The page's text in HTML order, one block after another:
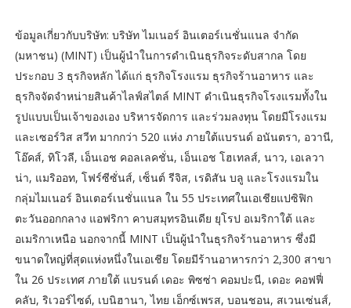
ข้อมูลเกี่ยวกับบริษัท: บริษัท ไมเนอร์ อินเตอร์เนชั่นแนล จำกัด
(มหาชน) (MINT) เป็นผู้นำในการดำเนินธุรกิจระดับสากล โดย
ประกอบ 3 ธุรกิจหลัก ได้แก่ ธุรกิจโรงแรม ธุรกิจร้านอาหาร และ
ธุรกิจจัดจำหน่ายสินค้าไลฟ์สไตล์ MINT ดำเนินธุรกิจโรงแรมทั้งใน
รูปแบบเป็นเจ้าของเอง บริหารจัดการ และร่วมลงทุน โดยมีโรงแรม
และเซอร์วิส สวีท มากกว่า 520 แห่ง ภายใต้แบรนด์ อนันตรา, อวานี,
โอ๊คส์, ทิโวลี, เอ็นเอช คอลเลคชั่น, เอ็นเอช โฮเทลส์, นาว, เอเลวา
น่า, แมริออท, โฟร์ซีซั่นส์, เซ็นต์ รีจิส, เรดิสัน บลู และโรงแรมใน
กลุ่มไมเนอร์ อินเตอร์เนชั่นแนล ใน 55 ประเทศในเอเชียแปซิฟิก
ตะวันออกกลาง แอฟริกา คาบสมุทรอินเดีย ยุโรป อเมริกาใต้ และ
อเมริกาเหนือ นอกจากนี้ MINT เป็นผู้นำในธุรกิจร้านอาหาร ซึ่งมี
ขนาดใหญ่ที่สุดแห่งหนึ่งในเอเชีย โดยมีร้านอาหารกว่า 2,300 สาขา
ใน 26 ประเทศ ภายใต้ แบรนด์ เดอะ พิซซ่า คอมปะนี, เดอะ คอฟฟี่
คลับ, ริเวอร์ไซด์, เบนิฮานา, ไทย เอ็กซ์เพรส, บอนชอน, สเวนเซ่นส์,